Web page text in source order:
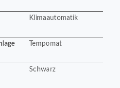
Klimaautomatik
Tempomat
Schwarz